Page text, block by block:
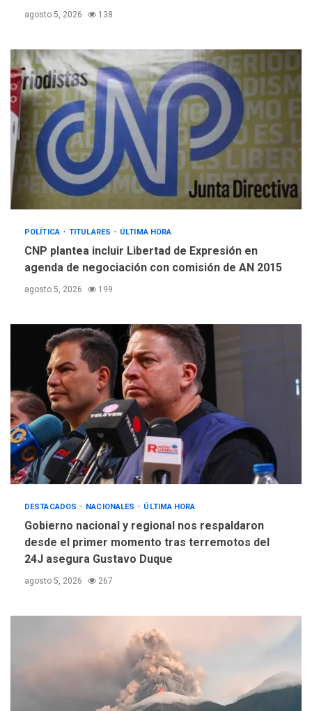
agosto 5, 2026 138
POLÍTICA TITULARES ÚLTIMA HORA
CNP plantea incluir Libertad de Expresión en
agenda de negociación con comisión de AN 2015
agosto 5, 2026 199
DESTACADOS NACIONALES ÚLTIMA HORA
Gobierno nacional y regional nos respaldaron
desde el primer momento tras terremotos del
24J asegura Gustavo Duque
agosto 5, 2026 267